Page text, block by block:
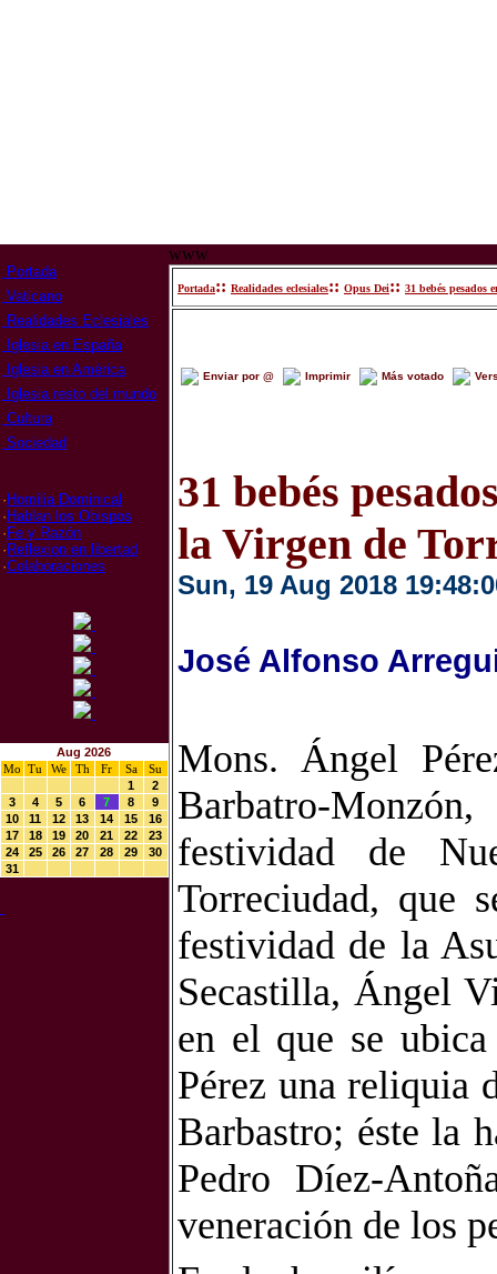
Portada
Vaticano
Realidades Eclesiales
Iglesia en España
Iglesia en América
Iglesia resto del mundo
Cultura
Sociedad
· Homilia Dominical
· Hablan los Obispos
· Fe y Razón
· Reflexion en libertad
·Colaboraciones
Aug 2026
Mo
Tu We Th Fr Sa
Su
1
2
3
4 5 6 7 8
9
10
11 12 13 14 15
16
17
18 19 20 21 22
23
24
25 26 27 28 29
30
31
www
Portada:: Realidades eclesiales:: Opus Dei:: 31 bebés pesados
Enviar por @ Imprimir Más votado
31 bebés
la Virgen de
Sun, 19 Aug 2018
José Alfonso
Mons. Ángel
Barbatro-
festividad de
Torreciudad, que
festividad de la
Secastilla, Ángel
en el que se
Pérez una reliquia
Barbastro; éste la
Pedro Díez-
veneración de los